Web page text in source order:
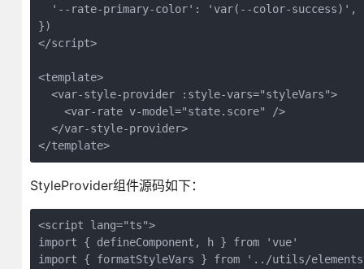
  '--rate-primary-color': 'var(--color-success)',
})
</script>
<template>
  <var-style-provider :style-vars="styleVars">
    <var-rate v-model="state.score" />
  </var-style-provider>
</template>
StyleProvider组件源码如下：
<script lang="ts">
import { defineComponent, h } from 'vue'
import { formatStyleVars } from '../utils/